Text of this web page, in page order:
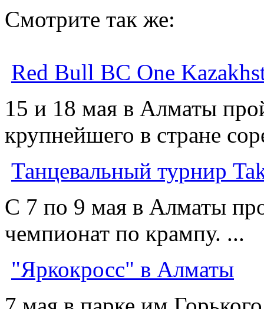
Смотрите так же:
Red Bull BC One
15 и 18 мая в Алматы
крупнейшего в стране
Танцевальный турнир
С 7 по 9 мая в Алматы
чемпионат по крампу. ...
"Яркокросс" в Алматы